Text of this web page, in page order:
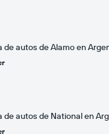
de autos de Alamo en
de autos de National en